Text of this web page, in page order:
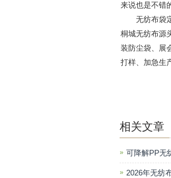
来说也是不错
无纺布袋定
桐城无纺布源
装防尘袋、展
打样、加急生
相关文章
可降解PP无
2026年无纺